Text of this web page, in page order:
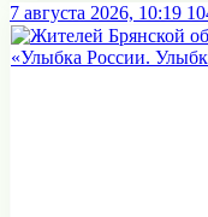
7 августа 2026, 10:19